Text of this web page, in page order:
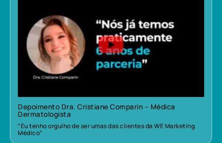
Depoimento Dra. Cristiane Comparin – Médica
Dermatologista
“Eu tenho orgulho de ser umas das clientes da WE Marketing
Médico”